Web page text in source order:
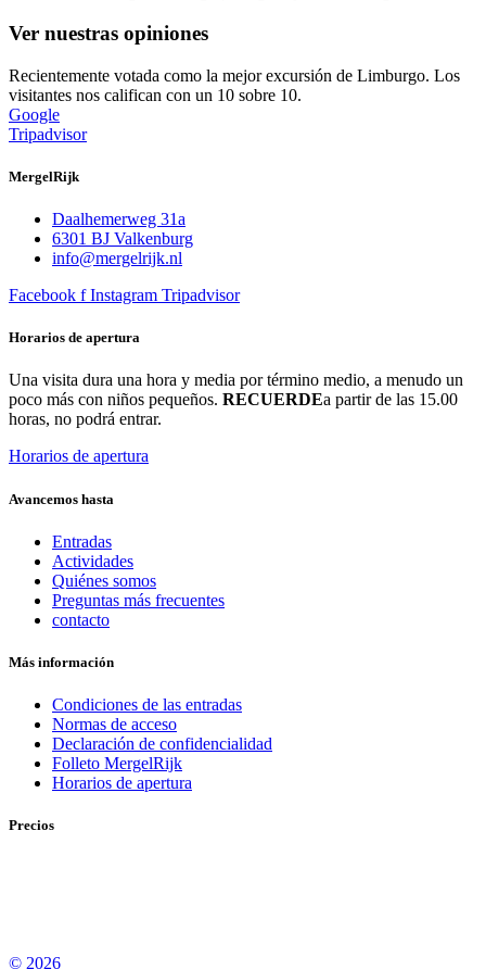
Ver nuestras opiniones
Recientemente votada como la mejor excursión de Limburgo. Los
visitantes nos califican con un 10 sobre 10.
Google
Tripadvisor
MergelRijk
Daalhemerweg 31a
6301 BJ Valkenburg
info@mergelrijk.nl
Facebook f Instagram Tripadvisor
Horarios de apertura
Una visita dura una hora y media por término medio, a menudo un
poco más con niños pequeños. RECUERDEa partir de las 15.00
horas, no podrá entrar.
Horarios de apertura
Avancemos hasta
Entradas
Actividades
Quiénes somos
Preguntas más frecuentes
contacto
Más información
Condiciones de las entradas
Normas de acceso
Declaración de confidencialidad
Folleto MergelRijk
Horarios de apertura
Precios
© 2026